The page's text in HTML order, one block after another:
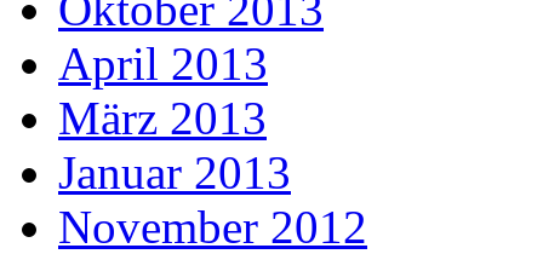
April 2013
März 2013
Januar 2013
November 2012